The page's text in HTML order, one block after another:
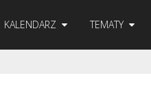
KALENDARZ TEMATY